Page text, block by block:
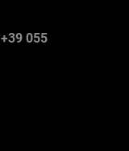
+39 055